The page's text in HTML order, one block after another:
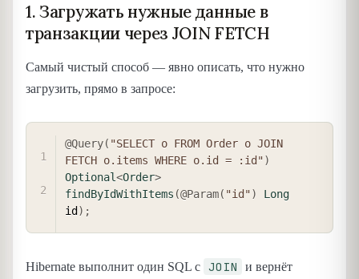
1. Загружать нужные данные в
транзакции через JOIN FETCH
Самый чистый способ — явно описать, что нужно
загрузить, прямо в запросе:
@Query( "SELECT o FROM Order o JOIN
FETCH o.items WHERE o.id = :id")
Optional<Order>
findByIdWithItems (@Param( "id")
Long
id ) ;
Hibernate выполнит один SQL с JOIN
и вернёт